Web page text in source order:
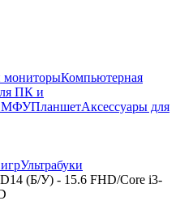
мониторыКомпьютерная
ПК и
МФУПланшетАксессуары для
Ультрабуки
(Б/У) - 15.6 FHD/Core i3-